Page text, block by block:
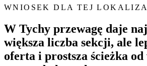
WNIOSEK DLA TEJ
W Tychy przewagę daje
większa liczba sekcji, ale
oferta i prostsza ścieżka od